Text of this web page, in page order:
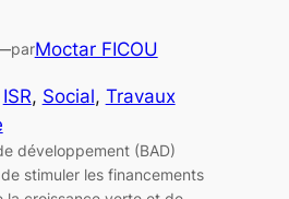
parMoctar FICOU
ISR, Social, Travaux
développement (BAD)
stimuler les financements